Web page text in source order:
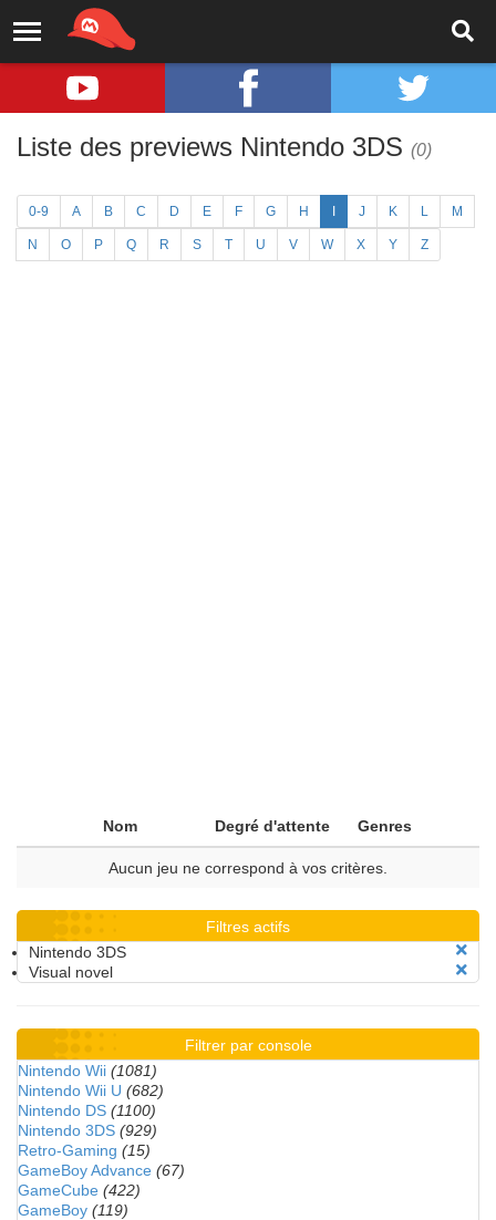
Liste des previews Nintendo 3DS (0)
0-9 A B C D E F G H J K L M
N O P Q R S T U V W X Y Z
Nom Degré d'attente Genres
Aucun jeu ne correspond à vos critères.
Filtres actifs
Nintendo 3DS
Visual novel
Filtrer par console
Nintendo Wii (1081)
Nintendo Wii U (682)
Nintendo DS (1100)
Nintendo 3DS (929)
Retro-Gaming (15)
GameBoy Advance (67)
GameCube (422)
GameBoy (119)